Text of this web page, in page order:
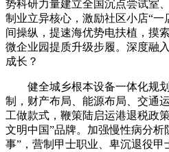
势科研力量建立全国沉点尝试室
制业立异核心，激励社区小店“一
间操纵，提速海优势电扶植，摸
微企业园提质升级步履。深度融
成长？
健全城乡根本设备一体化规划
制，财产布局、能源布局、交通
工做款式，鞭策陆启运港退税政
文明中国”品牌。加强慢性病分析
事”，营制甲士职业、卑沉退役甲